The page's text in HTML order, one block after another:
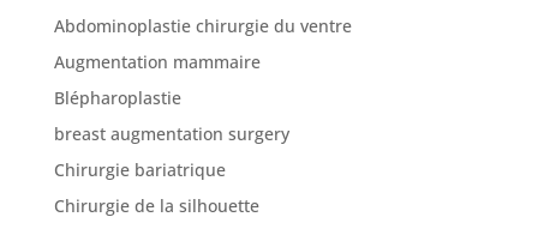
Nos
articles
Avant
/
Devis
Gratuit
Abdominoplastie chirurgie du ventre
Augmentation mammaire
Blépharoplastie
breast augmentation surgery
Chirurgie bariatrique
Chirurgie de la silhouette